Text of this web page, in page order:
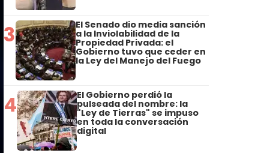
3 El Senado dio media sanción
a la Inviolabilidad de la
Propiedad Privada: el
Gobierno tuvo que ceder en
la Ley del Manejo del Fuego
4 El Gobierno perdió la
pulseada del nombre: la
"Ley de Tierras" se impuso
en toda la conversación
digital